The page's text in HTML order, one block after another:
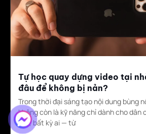
Tự học quay dựng video tại
đâu để không bị nản?
Trong thời đại sáng tạo nội dung bùng
không còn là kỹ năng chỉ dành cho dân
đây, bất kỳ ai — từ